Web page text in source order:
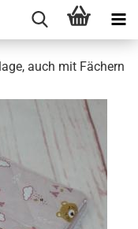
auch mit Fächern